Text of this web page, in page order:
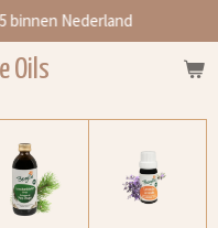
Oils
binnen Nederland